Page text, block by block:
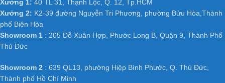
Xưởng 1: 40 TL 31, Thạnh Lộc, Q. 12, Tp.HCM
Xưởng 2: K2-39 đường Nguyễn Tri Phương, phường Bửu Hòa,Thành
phố Biên Hòa
Showroom 1 : 205 Đỗ Xuân Hợp, Phước Long B, Quận 9, Thành Phố
Thủ Đức
Showroom 2 : 639 QL13, phường Hiệp Bình Phước, Q. Thủ Đức,
Thành phố Hồ Chí Minh